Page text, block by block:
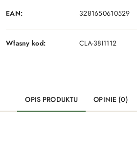
EAN: 3281650610529
Własny kod: CLA-38I1112
OPIS PRODUKTU OPINIE (0)